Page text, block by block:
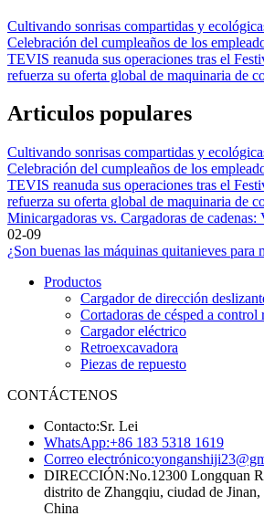
Cultivando sonrisas compartidas y
Celebración del cumpleaños de los
TEVIS reanuda sus operaciones tras el
refuerza su oferta global de maquinaria de
Articulos populares
Cultivando sonrisas compartidas y
Celebración del cumpleaños de los
TEVIS reanuda sus operaciones tras el
refuerza su oferta global de maquinaria de
Minicargadoras vs. Cargadoras de cadenas:
02-09
¿Son buenas las máquinas quitanieves para
Productos
Cargador de dirección
Cortadoras de césped a control
Cargador eléctrico
Retroexcavadora
Piezas de repuesto
CONTÁCTENOS
Contacto:Sr. Lei
WhatsApp:+86 183 5318 1619
Correo electrónico:
DIRECCIÓN:No.12300 Longquan
distrito de Zhangqiu, ciudad de
China